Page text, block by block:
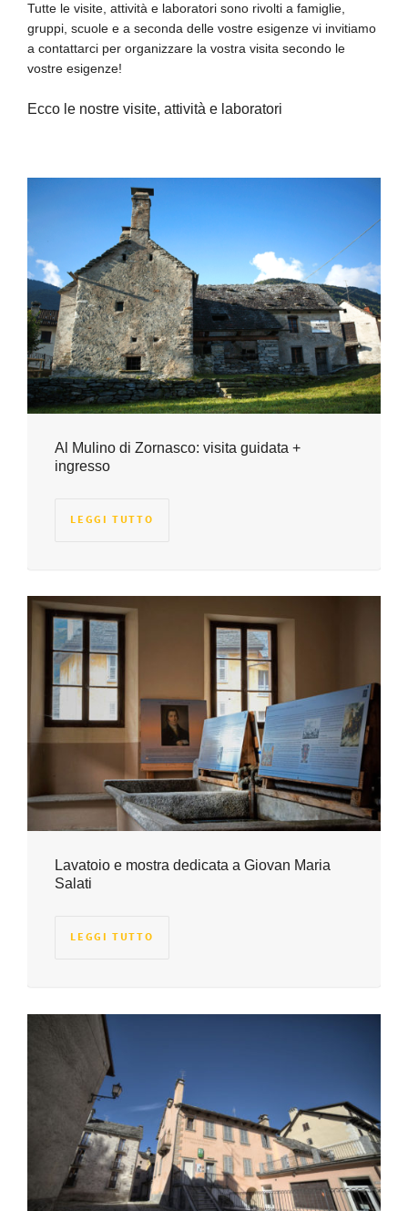
Tutte le visite, attività e laboratori sono rivolti a famiglie,
gruppi, scuole e a seconda delle vostre esigenze vi invitiamo
a contattarci per organizzare la vostra visita secondo le
vostre esigenze!
Ecco le nostre visite, attività e laboratori
Al Mulino di Zornasco: visita guidata +
ingresso
LEGGI TUTTO
Lavatoio e mostra dedicata a Giovan Maria
Salati
LEGGI TUTTO